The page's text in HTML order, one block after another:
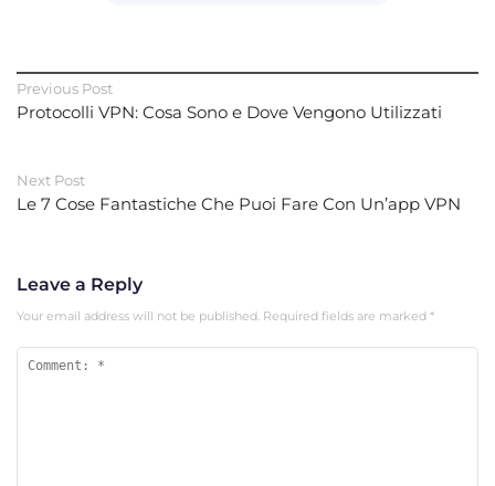
Previous Post
Protocolli VPN: Cosa Sono e Dove Vengono Utilizzati
Next Post
Le 7 Cose Fantastiche Che Puoi Fare Con Un’app VPN
Leave a Reply
Your email address will not be published. Required fields are marked *